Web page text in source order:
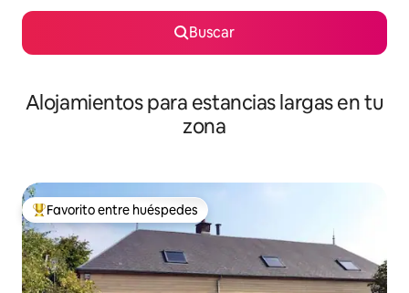
Buscar
Alojamientos para estancias largas en tu
zona
De los mejores en Favorito entre huéspedes
Favorito entre huéspedes